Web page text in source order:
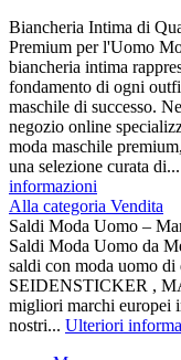
Biancheria Intima di
Premium per l'Uomo
biancheria intima
fondamento di ogni
maschile di successo.
negozio online
moda maschile
una selezione curata di...
informazioni
Alla categoria Vendita
Saldi Moda Uomo –
Saldi Moda Uomo da
saldi con moda uomo
SEIDENSTICKER ,
migliori marchi europei
nostri... Ulteriori